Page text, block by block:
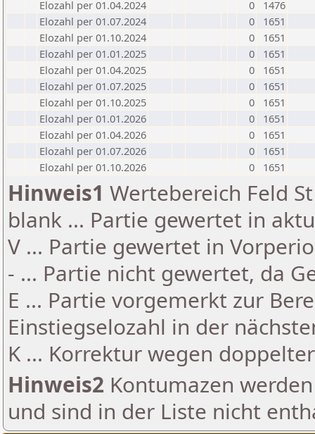
Elozahl per 01.04.2024
0
1476
Elozahl per 01.07.2024
0
1651
Elozahl per 01.10.2024
0
1651
Elozahl per 01.01.2025
0
1651
Elozahl per 01.04.2025
0
1651
Elozahl per 01.07.2025
0
1651
Elozahl per 01.10.2025
0
1651
Elozahl per 01.01.2026
0
1651
Elozahl per 01.04.2026
0
1651
Elozahl per 01.07.2026
0
1651
Elozahl per 01.10.2026
0 1651
Hinweis1 Wertebereich Feld
blank ... Partie gewertet in
V ... Partie gewertet in
- ... Partie nicht gewertet, da
E ... Partie vorgemerkt zur
Einstiegselozahl in der
K ... Korrektur wegen
Hinweis2 Kontumazen
und sind in der Liste nicht